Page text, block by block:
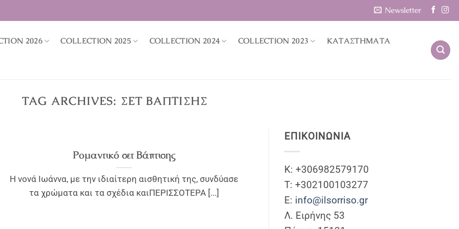
Newsletter
2026 COLLECTION 2025 COLLECTION 2024 COLLECTION 2023
ΚΑΤΑΣΤΗΜΑΤΑ
TAG ARCHIVES: ΣΕΤ ΒΆΠΤΙΣΗΣ
Ρομαντικό σετ Βάπτισης
Η νονά Ιωάννα, με την ιδιαίτερη αισθητική της, συνδύασε
τα χρώματα και τα σχέδια καιΠΕΡΙΣΣΟΤΕΡΑ [...]
ΕΠΙΚΟΙΝΩΝΊΑ
Κ: +306982579170
T: +302100103277
Ε: info@ilsorriso.gr
Λ. Ειρήνης 53